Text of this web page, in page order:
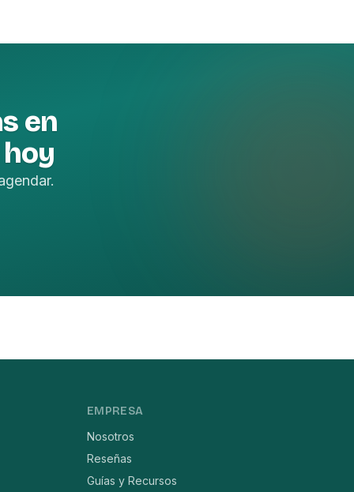
en
EMPRESA
Nosotros
Reseñas
Guías y Recursos